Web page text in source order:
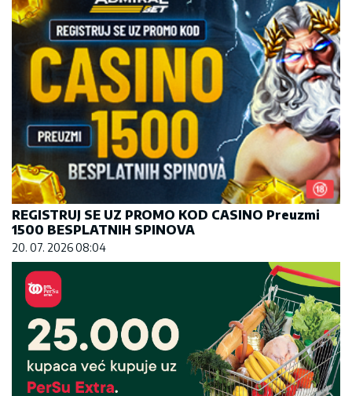
REGISTRUJ SE UZ PROMO KOD CASINO Preuzmi
1500 BESPLATNIH SPINOVA
20. 07. 2026 08:04